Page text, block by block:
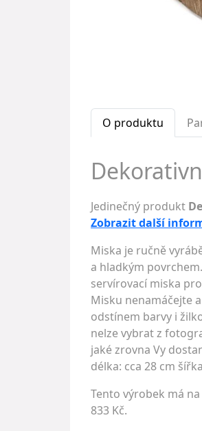
O produktu
Jedinečný produkt
Zobrazit další
Miska je ručně
a hladkým
servírovací miska
Misku nenamáčejte
odstínem barvy i
nelze vybrat z
jaké zrovna Vy
délka: cca 28 cm
Tento výrobek má
833 Kč.